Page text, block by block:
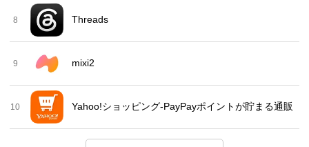
8 Threads
9 mixi2
10 Yahoo!ショッピング-PayPayポイントが貯まる通販